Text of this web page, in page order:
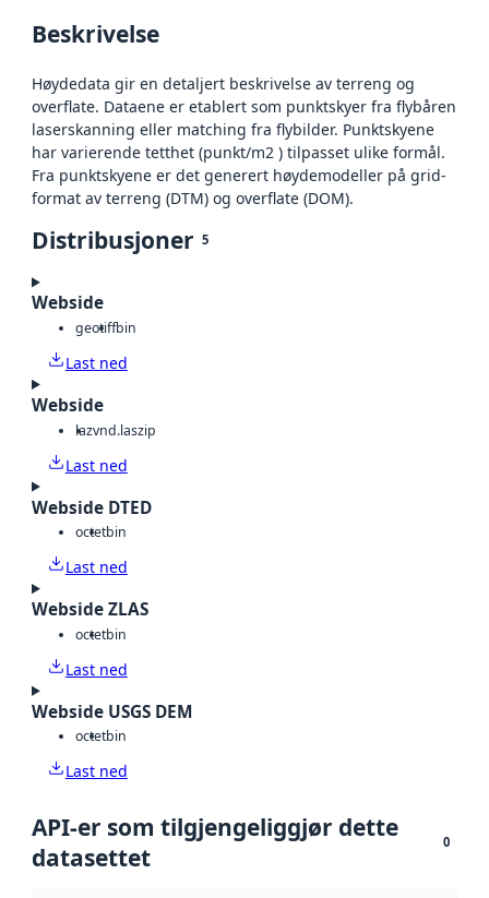
Beskrivelse
Høydedata gir en detaljert beskrivelse av terreng og
overflate. Dataene er etablert som punktskyer fra flybåren
laserskanning eller matching fra flybilder. Punktskyene
har varierende tetthet (punkt/m2 ) tilpasset ulike formål.
Fra punktskyene er det generert høydemodeller på grid-
format av terreng (DTM) og overflate (DOM).
Distribusjoner 5
Webside
geotiffbin
Last ned
Webside
lazvnd.laszip
Last ned
Webside DTED
octetbin
Last ned
Webside ZLAS
octetbin
Last ned
Webside USGS DEM
octetbin
Last ned
API-er som tilgjengeliggjør dette
datasettet
0